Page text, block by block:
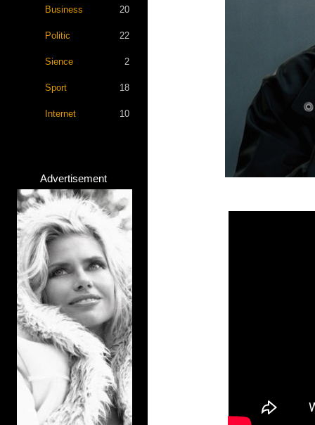
Business 20
Politic 22
Sience 2
Sport 18
Internet 10
Advertisement